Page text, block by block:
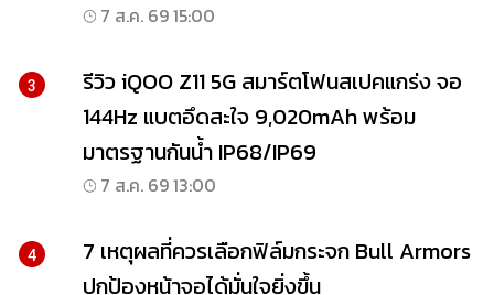
7 ส.ค. 69 15:00
3
รีวิว iQOO Z11 5G สมาร์ตโฟนสเปคแกร่ง จอ
144Hz แบตอึดสะใจ 9,020mAh พร้อม
มาตรฐานกันน้ำ IP68/IP69
7 ส.ค. 69 13:00
4
7 เหตุผลที่ควรเลือกฟิล์มกระจก Bull Armors
ปกป้องหน้าจอได้มั่นใจยิ่งขึ้น